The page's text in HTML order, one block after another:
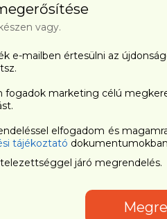
vagy.
e-mailben értesülni az
fogadok marketing célú
elfogadom és
tájékoztató
járó megrendelés.